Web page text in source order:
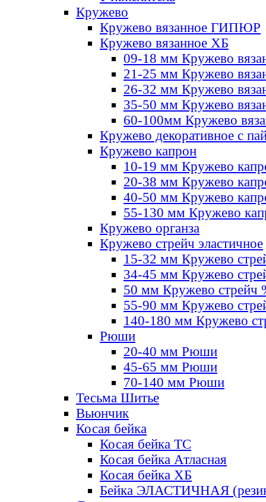
Кружево
Кружево вязанное ГИПЮР
Кружево вязанное ХБ
09-18 мм Кружево
21-25 мм Кружево
26-32 мм Кружево
35-50 мм Кружево
60-100мм Кружево
Кружево декоративное с
Кружево капрон
10-19 мм Кружево
20-38 мм Кружево
40-50 мм Кружево
55-130 мм Кружево
Кружево органза
Кружево стрейч эластичное
15-32 мм Кружево
34-45 мм Кружево
50 мм Кружево стрейч
55-90 мм Кружево
140-180 мм Кружево
Рюши
20-40 мм Рюши
45-65 мм Рюши
70-140 мм Рюши
Тесьма Шитье
Вьюнчик
Косая бейка
Косая бейка ТС
Косая бейка Атласная
Косая бейка ХБ
Бейка ЭЛАСТИЧНАЯ